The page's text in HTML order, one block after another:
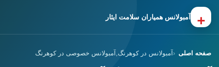
+ آمبولانس همیاران سلامت ایثار
صفحه اصلی آمبولانس در کوهرنگ,آمبولانس خصوصی در کوهرنگ